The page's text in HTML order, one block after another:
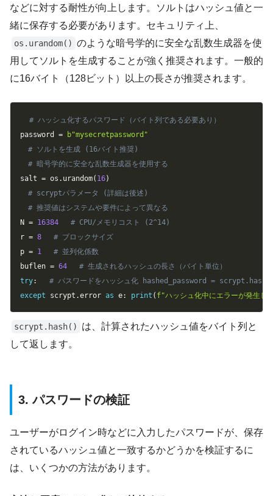
などに対する耐性が向上します。ソルトはハッシュ値と一
緒に保存する必要があります。セキュリティ上、
os.urandom() のような暗号学的に安全な乱数生成器を使
用してソルトを生成することが強く推奨されます。一般的
に16バイト（128ビット）以上の長さが推奨されます。
# ハッシュ化するパスワード（バイト列である必要あり）
password =
b"mysecretpassword"
# ソルトを生成 (16バイト推奨)
# 暗号学的に安全な乱数生成器を使用する
salt = os . urandom( 16)
# scryptパラメータ (詳細は後述)
# 推奨値はシステムや要件によって異なる
N = 16384
# CPU/メモリコスト (2^14)
r = 8
# ブロックサイズ
p = 1
# 並列化係数
buflen = 64
# 生成されるハッシュの長さ（バイト単位）
try:
# パスワードをハッシュ化 hashed_password =
except scrypt .error as e: print ( f"ハッシュ化中にエラーが発生
scrypt.hash()
は、計算されたハッシュ値をバイト列と
して返します。
3. パスワードの検証
ユーザーがログイン時などに入力したパスワードが、保存
されているハッシュ値と一致するかどうかを検証するに
は、いくつかの方法があります。